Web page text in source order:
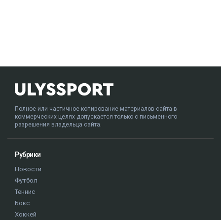
Полное или частичное копирование материалов сайта в
коммерческих целях допускается только с письменного
разрешения владельца сайта.
Рубрики
Новости
Футбол
Теннис
Бокс
Хоккей